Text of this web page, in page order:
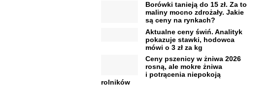
Borówki tanieją do 15 zł. Za to
maliny mocno zdrożały. Jakie
są ceny na rynkach?
Aktualne ceny świń. Analityk
pokazuje stawki, hodowca
mówi o 3 zł za kg
Ceny pszenicy w żniwa 2026
rosną, ale mokre żniwa
i potrącenia niepokoją
rolników